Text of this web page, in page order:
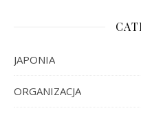
JAPONIA
ORGANIZACJA